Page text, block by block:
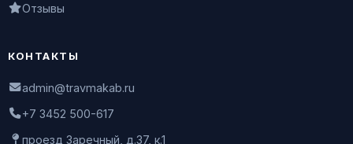
Отзывы
КОНТАКТЫ
admin@travmakab.ru
+7 3452 500-617
проезд Заречный, д.37, к.1